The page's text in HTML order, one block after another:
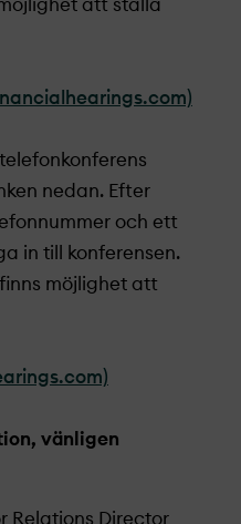
att ställa
nedan. Efter
och ett
in till konferensen.
möjlighet att
vänligen
Relations Director